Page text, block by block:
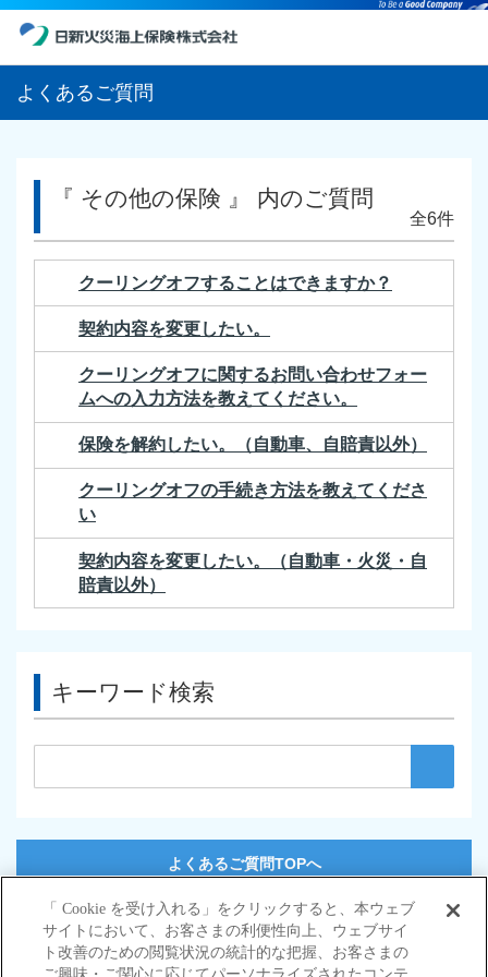
よくあるご質問
『 その他の保険 』 内のご質問
全6件
クーリングオフすることはできますか？
契約内容を変更したい。
クーリングオフに関するお問い合わせフォー
ムへの入力方法を教えてください。
保険を解約したい。（自動車、自賠責以外）
クーリングオフの手続き方法を教えてくださ
い
契約内容を変更したい。（自動車・火災・自
賠責以外）
キーワード検索
よくあるご質問TOPへ
サイトマップ
当サイトのご利用にあたって
「 Cookie を受け入れる」をクリックすると、本ウェブ
サイトにおいて、お客さまの利便性向上、ウェブサイ
ト改善のための閲覧状況の統計的な把握、お客さまの